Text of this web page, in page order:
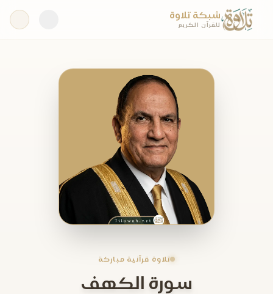
شبكة تلاوة
للقرآن الكريم
تلاوة قرآنية مباركة
سورة الكهف